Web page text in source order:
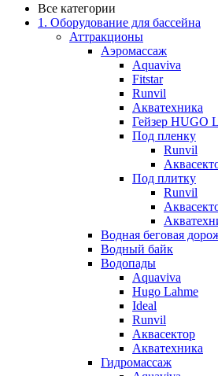
Все категории
1. Оборудование для бассейна
Аттракционы
Аэромассаж
Aquaviva
Fitstar
Runvil
Акватехника
Гейзер HUGO
Под пленку
Runvil
Под плитку
Runvil
Водная беговая
Водный байк
Водопады
Aquaviva
Hugo Lahme
Ideal
Runvil
Аквасектор
Акватехника
Гидромассаж